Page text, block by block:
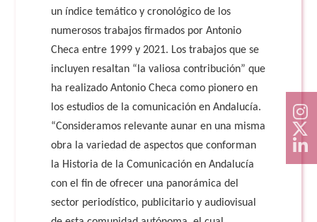
un índice temático y cronológico de los
numerosos trabajos firmados por Antonio
Checa entre 1999 y 2021. Los trabajos que se
incluyen resaltan “la valiosa contribución” que
ha realizado Antonio Checa como pionero en
los estudios de la comunicación en Andalucía.
“Consideramos relevante aunar en una misma
obra la variedad de aspectos que conforman
la Historia de la Comunicación en Andalucía
con el fin de ofrecer una panorámica del
sector periodístico, publicitario y audiovisual